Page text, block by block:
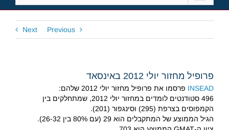
Previous
Next
פרופיל מחזור יולי 2012 באינסאד
INSEAD פרסמו את פרופיל מחזור יולי 2012 שלהם:
496 סטודנטים לומדים במחזור יולי 2012, שמתחלקים בין
הקמפוסים בצרפת (295) וסינגפור (201).
הגיל הממוצע של המתקבלים הוא 29 (עם 80% בין 26-32).